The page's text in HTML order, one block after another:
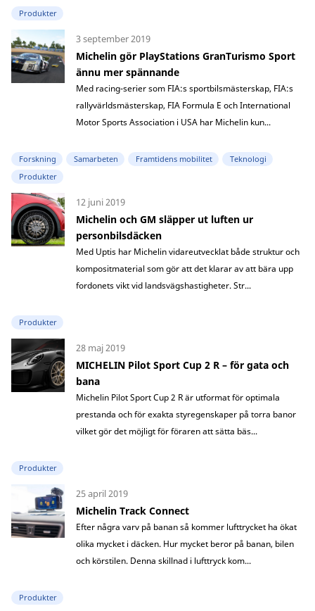
Produkter
3 september 2019
Michelin gör PlayStations GranTurismo Sport
ännu mer spännande
Med racing-serier som FIA:s sportbilsmästerskap, FIA:s
rallyvärldsmästerskap, FIA Formula E och International
Motor Sports Association i USA har Michelin kun...
Forskning Samarbeten Framtidens mobilitet
Teknologi
Produkter
12 juni 2019
Michelin och GM släpper ut luften ur
personbilsdäcken
Med Uptis har Michelin vidareutvecklat både struktur och
kompositmaterial som gör att det klarar av att bära upp
fordonets vikt vid landsvägshastigheter. Str...
Produkter
28 maj 2019
MICHELIN Pilot Sport Cup 2 R – för gata och
bana
Michelin Pilot Sport Cup 2 R är utformat för optimala
prestanda och för exakta styregenskaper på torra banor
vilket gör det möjligt för föraren att sätta bäs...
Produkter
25 april 2019
Michelin Track Connect
Efter några varv på banan så kommer lufttrycket ha ökat
olika mycket i däcken. Hur mycket beror på banan, bilen
och körstilen. Denna skillnad i lufttryck kom...
Produkter